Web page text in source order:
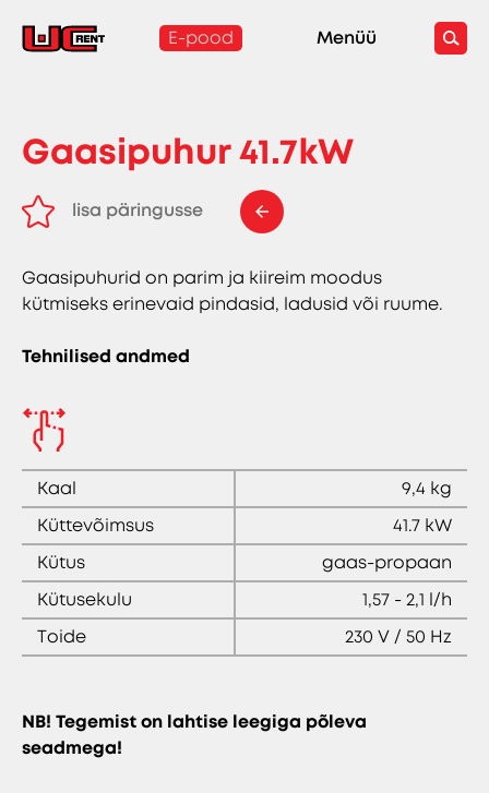
E-pood Menüü
Gaasipuhur 41.7kW
lisa päringusse
Gaasipuhurid on parim ja kiireim moodus
kütmiseks erinevaid pindasid, ladusid või ruume.
Tehnilised andmed
Kaal
9,4 kg
Küttevõimsus
41.7 kW
Kütus
gaas-propaan
Kütusekulu
1,57 - 2,1 l/h
Toide
230 V / 50 Hz
NB! Tegemist on lahtise leegiga põleva
seadmega!